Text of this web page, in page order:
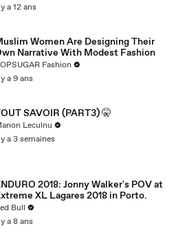
a 12 ans
Women Are Designing Their
Narrative With Modest Fashion
Fashion
a 9 ans
SAVOIR (PART3) 🤫
Leculnu
a 3 semaines
2018: Jonny Walker's POV at
XL Lagares 2018 in Porto.
Bull
a 8 ans